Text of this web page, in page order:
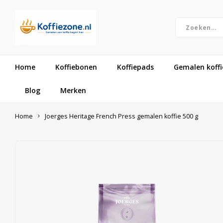
Home Koffiebonen Koffiepads Gemalen
Blog Merken
Home Joerges Heritage French Press gemalen koffie 500 g